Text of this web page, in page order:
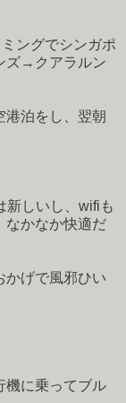
ングでシンガポ
ズ→クアラルン
港泊をし、翌朝
新しいし、wifiも
なかなか快適だ
かげで風邪ひい
機に乗ってブル